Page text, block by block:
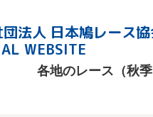
法人 日本鳩レース
WEBSITE
各地のレース（秋季